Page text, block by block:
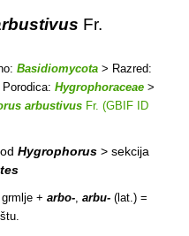
Fr.
Basidiomycota > Razred:
Hygrophoraceae >
arbustivus Fr. (GBIF ID
Hygrophorus > sekcija
+ arbo-, arbu- (lat.) =